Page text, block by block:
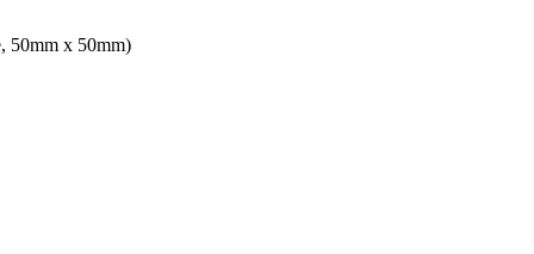
50mm x 50mm)